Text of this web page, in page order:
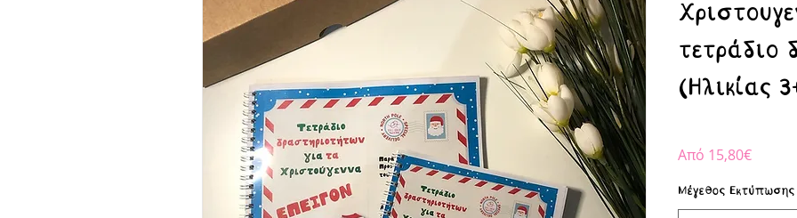
τετράδιο
(Ηλικίας
Από 15,80€Τιμή
Μέγεθος Εκτύπωσης